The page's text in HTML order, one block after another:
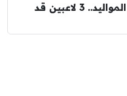
الاتحاد يجهز مفاجأة في خانة المواليد.. 3 لاعبين قد